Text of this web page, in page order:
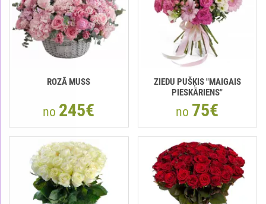
ROZĀ MUSS
no 245€
ZIEDU PUŠĶIS "MAIGAIS
PIESKĀRIENS"
no 75€